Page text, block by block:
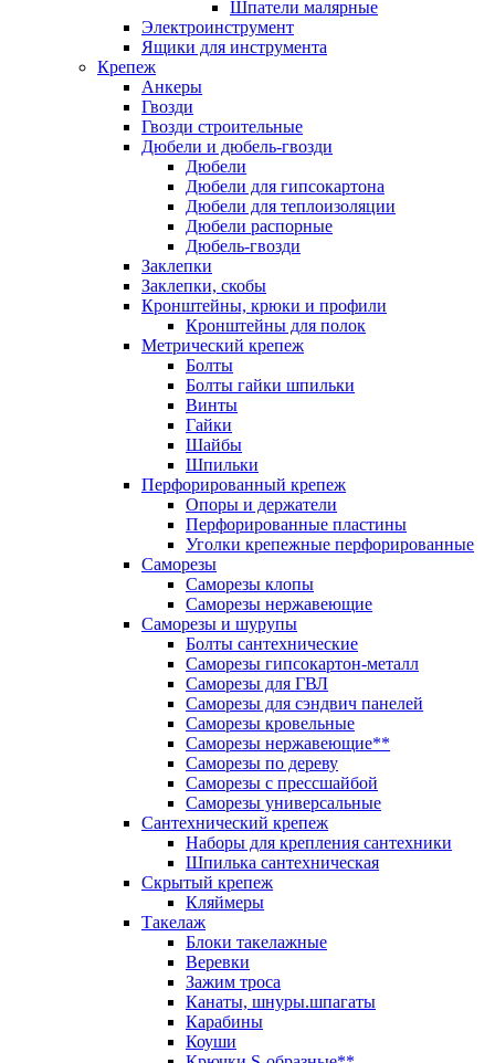
Шпатели малярные
Электроинструмент
Ящики для инструмента
Крепеж
Анкеры
Гвозди
Гвозди строительные
Дюбели и дюбель-гвозди
Дюбели
Дюбели для гипсокартона
Дюбели для теплоизоляции
Дюбели распорные
Дюбель-гвозди
Заклепки
Заклепки, скобы
Кронштейны, крюки и профили
Кронштейны для полок
Метрический крепеж
Болты
Болты гайки шпильки
Винты
Гайки
Шайбы
Шпильки
Перфорированный крепеж
Опоры и держатели
Перфорированные пластины
Уголки крепежные перфорированные
Саморезы
Саморезы клопы
Саморезы нержавеющие
Саморезы и шурупы
Болты сантехнические
Саморезы гипсокартон-металл
Саморезы для ГВЛ
Саморезы для сэндвич панелей
Саморезы кровельные
Саморезы нержавеющие**
Саморезы по дереву
Саморезы с прессшайбой
Саморезы универсальные
Сантехнический крепеж
Наборы для крепления сантехники
Шпилька сантехническая
Скрытый крепеж
Кляймеры
Такелаж
Блоки такелажные
Веревки
Зажим троса
Канаты, шнуры.шпагаты
Карабины
Коуши